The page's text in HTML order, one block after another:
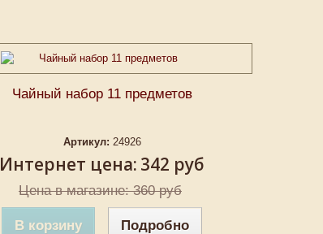
Чайный набор 11 предметов
Артикул: 24926
Интернет цена: 342 руб
Цена в магазине: 360 руб
В корзину Подробно